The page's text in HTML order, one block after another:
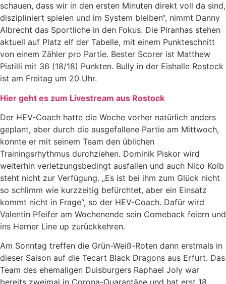
schauen, dass wir in den ersten Minuten direkt voll da sind,
diszipliniert spielen und im System bleiben“, nimmt Danny
Albrecht das Sportliche in den Fokus. Die Piranhas stehen
aktuell auf Platz elf der Tabelle, mit einem Punkteschnitt
von einem Zähler pro Partie. Bester Scorer ist Matthew
Pistilli mit 36 (18/18) Punkten. Bully in der Eishalle Rostock
ist am Freitag um 20 Uhr.
Hier geht es zum Livestream aus Rostock
Der HEV-Coach hatte die Woche vorher natürlich anders
geplant, aber durch die ausgefallene Partie am Mittwoch,
konnte er mit seinem Team den üblichen
Trainingsrhythmus durchziehen. Dominik Piskor wird
weiterhin verletzungsbedingt ausfallen und auch Nico Kolb
steht nicht zur Verfügung. „Es ist bei ihm zum Glück nicht
so schlimm wie kurzzeitig befürchtet, aber ein Einsatz
kommt nicht in Frage“, so der HEV-Coach. Dafür wird
Valentin Pfeifer am Wochenende sein Comeback feiern und
ins Herner Line up zurückkehren.
Am Sonntag treffen die Grün-Weiß-Roten dann erstmals in
dieser Saison auf die Tecart Black Dragons aus Erfurt. Das
Team des ehemaligen Duisburgers Raphael Joly war